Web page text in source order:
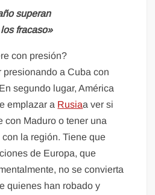
superan
fracaso»
con presión?
presionando a Cuba con
segundo lugar, América
emplazar a Rusiaa ver si
con Maduro o tener una
la región. Tiene que
de Europa, que
no se convierta
quienes han robado y